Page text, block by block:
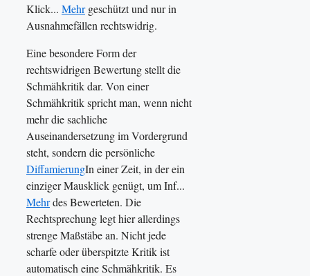
Klick... Mehrgeschützt und nur in
Ausnahmefällen rechtswidrig.
Eine besondere Form der
rechtswidrigen Bewertung stellt die
Schmähkritik dar. Von einer
Schmähkritik spricht man, wenn nicht
mehr die sachliche
Auseinandersetzung im Vordergrund
steht, sondern die persönliche
DiffamierungIn einer Zeit, in der ein
einziger Mausklick genügt, um Inf...
Mehrdes Bewerteten. Die
Rechtsprechung legt hier allerdings
strenge Maßstäbe an. Nicht jede
scharfe oder überspitzte Kritik ist
automatisch eine Schmähkritik. Es